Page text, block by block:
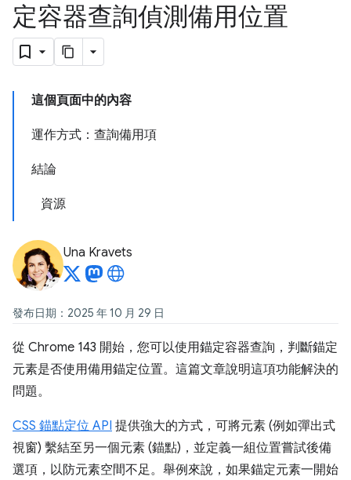
定容器查詢偵測備用位置
這個頁面中的內容
運作方式：查詢備用項
結論
資源
Una Kravets
發布日期：2025 年 10 月 29 日
從 Chrome 143 開始，您可以使用錨定容器查詢，判斷錨定
元素是否使用備用錨定位置。這篇文章說明這項功能解決的
問題。
CSS 錨點定位 API 提供強大的方式，可將元素 (例如彈出式
視窗) 繫結至另一個元素 (錨點)，並定義一組位置嘗試後備
選項，以防元素空間不足。舉例來說，如果錨定元素一開始